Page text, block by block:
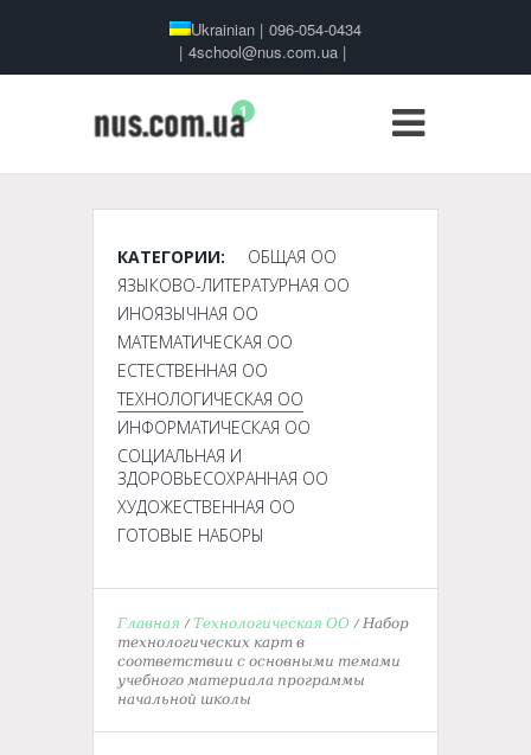
Ukrainian | 096-054-0434
| 4school@nus.com.ua |
КАТЕГОРИИ:
ОБЩАЯ ОО
ЯЗЫКОВО-ЛИТЕРАТУРНАЯ ОО
ИНОЯЗЫЧНАЯ ОО
МАТЕМАТИЧЕСКАЯ ОО
ЕСТЕСТВЕННАЯ ОО
ТЕХНОЛОГИЧЕСКАЯ ОО
ИНФОРМАТИЧЕСКАЯ ОО
СОЦИАЛЬНАЯ И
ЗДОРОВЬЕСОХРАННАЯ ОО
ХУДОЖЕСТВЕННАЯ ОО
ГОТОВЫЕ НАБОРЫ
Главная /Технологическая ОО / Набор
технологических карт в
соответствии с основными темами
учебного материала программы
начальной школы